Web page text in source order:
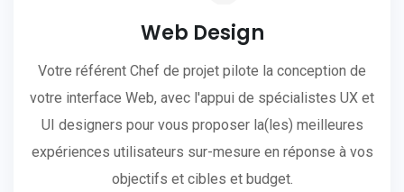
Web Design
Votre référent Chef de projet pilote la conception de
votre interface Web, avec l'appui de spécialistes UX et
UI designers pour vous proposer la(les) meilleures
expériences utilisateurs sur-mesure en réponse à vos
objectifs et cibles et budget.